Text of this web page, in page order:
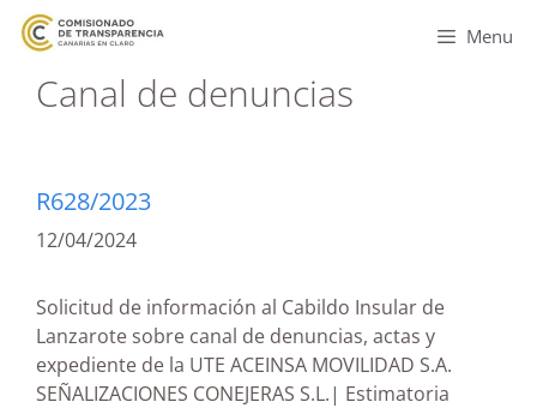
Menu
Canal de denuncias
R628/2023
12/04/2024
Solicitud de información al Cabildo Insular de
Lanzarote sobre canal de denuncias, actas y
expediente de la UTE ACEINSA MOVILIDAD S.A.
SEÑALIZACIONES CONEJERAS S.L.| Estimatoria